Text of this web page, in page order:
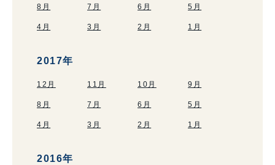
8月 7月 6月 5月
4月 3月 2月 1月
2017年
12月 11月 10月 9月
8月 7月 6月 5月
4月 3月 2月 1月
2016年